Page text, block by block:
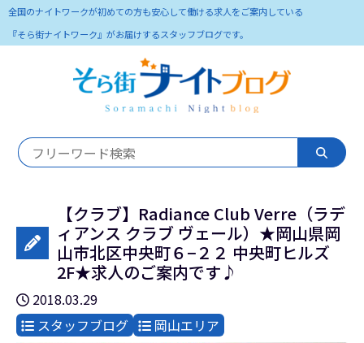
全国のナイトワークが初めての方も安心して働ける求人をご案内している
『そら街ナイトワーク』がお届けするスタッフブログです。
【クラブ】Radiance Club Verre（ラデ
ィアンス クラブ ヴェール）★岡山県岡
山市北区中央町６−２２ 中央町ヒルズ
2F★求人のご案内です♪
2018.03.29
スタッフブログ
岡山エリア